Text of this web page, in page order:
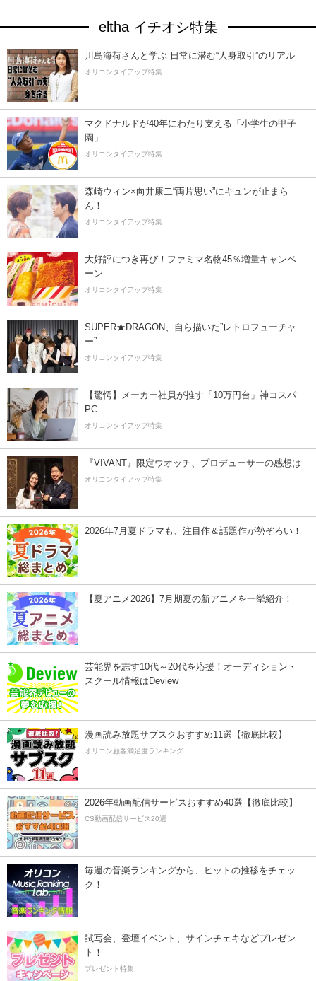
eltha イチオシ特集
川島海荷さんと学ぶ 日常に潜む“人身取引”のリアル
オリコンタイアップ特集
マクドナルドが40年にわたり支える「小学生の甲子
園」
オリコンタイアップ特集
森崎ウィン×向井康二“両片思い”にキュンが止まら
ん！
オリコンタイアップ特集
大好評につき再び！ファミマ名物45％増量キャンペ
ーン
オリコンタイアップ特集
SUPER★DRAGON、自ら描いた”レトロフューチャ
ー”
オリコンタイアップ特集
【驚愕】メーカー社員が推す「10万円台」神コスパ
PC
オリコンタイアップ特集
『VIVANT』限定ウオッチ、プロデューサーの感想は
オリコンタイアップ特集
2026年7月夏ドラマも、注目作＆話題作が勢ぞろい！
【夏アニメ2026】7月期夏の新アニメを一挙紹介！
芸能界を志す10代～20代を応援！オーディション・
スクール情報はDeview
漫画読み放題サブスクおすすめ11選【徹底比較】
オリコン顧客満足度ランキング
2026年動画配信サービスおすすめ40選【徹底比較】
CS動画配信サービス20選
毎週の音楽ランキングから、ヒットの推移をチェッ
ク！
試写会、登壇イベント、サインチェキなどプレゼン
ト！
プレゼント特集